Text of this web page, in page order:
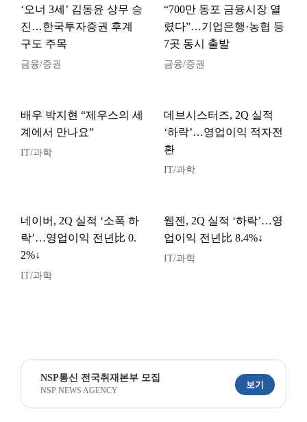
‘오너 3세’ 김동윤 상무 승
진…한국투자증권 후계
구도 주목
금융/증권
“700만 동포 금융시장 열
렸다”…기업은행·농협 등
7곳 동시 출발
금융/증권
배우 박지현 “제우스의 세
계에서 만나요”
IT/과학
데브시스터즈, 2Q 실적
‘하락’…영업이익 적자전
환
IT/과학
네이버, 2Q 실적 ‘소폭 하
락’…영업이익 전년比 0.
2%↓
IT/과학
웹젠, 2Q 실적 ‘하락’…영
업이익 전년比 8.4%↓
IT/과학
NSP통신 전국취재본부 모집
NSP NEWS AGENCY
보기